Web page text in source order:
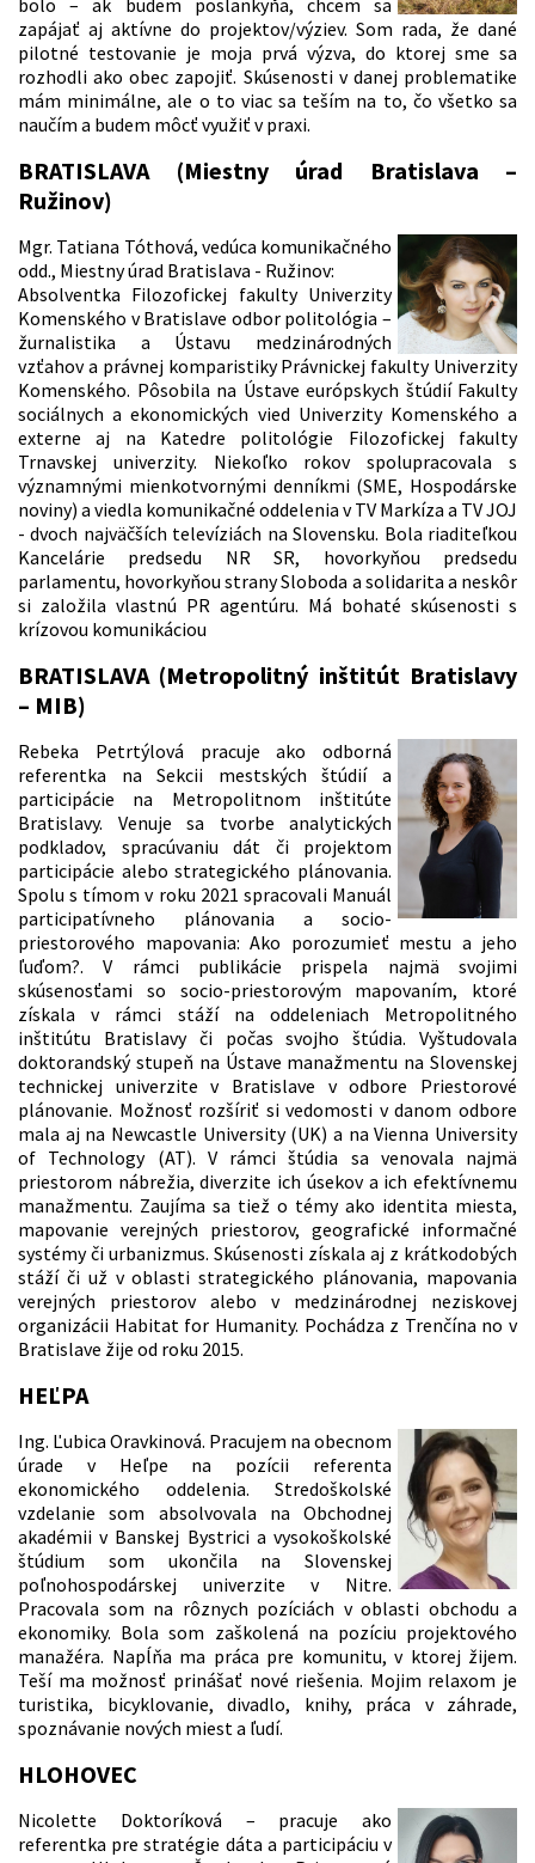
bolo – ak budem poslankyňa, chcem sa
zapájať aj aktívne do projektov/výziev. Som rada, že dané
pilotné testovanie je moja prvá výzva, do ktorej sme sa
rozhodli ako obec zapojiť. Skúsenosti v danej problematike
mám minimálne, ale o to viac sa teším na to, čo všetko sa
naučím a budem môcť využiť v praxi.
BRATISLAVA (Miestny úrad Bratislava –
Ružinov)
Mgr. Tatiana Tóthová, vedúca komunikačného
odd., Miestny úrad Bratislava - Ružinov:
Absolventka Filozofickej fakulty Univerzity
Komenského v Bratislave odbor politológia –
žurnalistika a Ústavu medzinárodných
vzťahov a právnej komparistiky Právnickej fakulty Univerzity
Komenského. Pôsobila na Ústave európskych štúdií Fakulty
sociálnych a ekonomických vied Univerzity Komenského a
externe aj na Katedre politológie Filozofickej fakulty
Trnavskej univerzity. Niekoľko rokov spolupracovala s
významnými mienkotvornými denníkmi (SME, Hospodárske
noviny) a viedla komunikačné oddelenia v TV Markíza a TV JOJ
- dvoch najväčších televíziách na Slovensku. Bola riaditeľkou
Kancelárie predsedu NR SR, hovorkyňou predsedu
parlamentu, hovorkyňou strany Sloboda a solidarita a neskôr
si založila vlastnú PR agentúru. Má bohaté skúsenosti s
krízovou komunikáciou
BRATISLAVA (Metropolitný inštitút Bratislavy
– MIB)
Rebeka Petrtýlová pracuje ako odborná
referentka na Sekcii mestských štúdií a
participácie na Metropolitnom inštitúte
Bratislavy. Venuje sa tvorbe analytických
podkladov, spracúvaniu dát či projektom
participácie alebo strategického plánovania.
Spolu s tímom v roku 2021 spracovali Manuál
participatívneho plánovania a socio-
priestorového mapovania: Ako porozumieť mestu a jeho
ľuďom?. V rámci publikácie prispela najmä svojimi
skúsenosťami so socio-priestorovým mapovaním, ktoré
získala v rámci stáží na oddeleniach Metropolitného
inštitútu Bratislavy či počas svojho štúdia. Vyštudovala
doktorandský stupeň na Ústave manažmentu na Slovenskej
technickej univerzite v Bratislave v odbore Priestorové
plánovanie. Možnosť rozšíriť si vedomosti v danom odbore
mala aj na Newcastle University (UK) a na Vienna University
of Technology (AT). V rámci štúdia sa venovala najmä
priestorom nábrežia, diverzite ich úsekov a ich efektívnemu
manažmentu. Zaujíma sa tiež o témy ako identita miesta,
mapovanie verejných priestorov, geografické informačné
systémy či urbanizmus. Skúsenosti získala aj z krátkodobých
stáží či už v oblasti strategického plánovania, mapovania
verejných priestorov alebo v medzinárodnej neziskovej
organizácii Habitat for Humanity. Pochádza z Trenčína no v
Bratislave žije od roku 2015.
HEĽPA
Ing. Ľubica Oravkinová. Pracujem na obecnom
úrade v Heľpe na pozícii referenta
ekonomického oddelenia. Stredoškolské
vzdelanie som absolvovala na Obchodnej
akadémii v Banskej Bystrici a vysokoškolské
štúdium som ukončila na Slovenskej
poľnohospodárskej univerzite v Nitre.
Pracovala som na rôznych pozíciách v oblasti obchodu a
ekonomiky. Bola som zaškolená na pozíciu projektového
manažéra. Napĺňa ma práca pre komunitu, v ktorej žijem.
Teší ma možnosť prinášať nové riešenia. Mojim relaxom je
turistika, bicyklovanie, divadlo, knihy, práca v záhrade,
spoznávanie nových miest a ľudí.
HLOHOVEC
Nicolette Doktoríková – pracuje ako
referentka pre stratégie dáta a participáciu v